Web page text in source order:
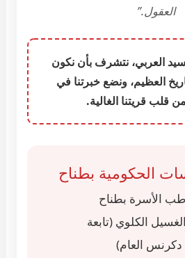
العقول.”
العربي، نتشرف بأن نكون
العظيم، ونضع خبرتنا في
قلب قريتنا الغالية.
الحكومية بطناح
الأسرة بطناح
الكلوي (تابعة
العام)